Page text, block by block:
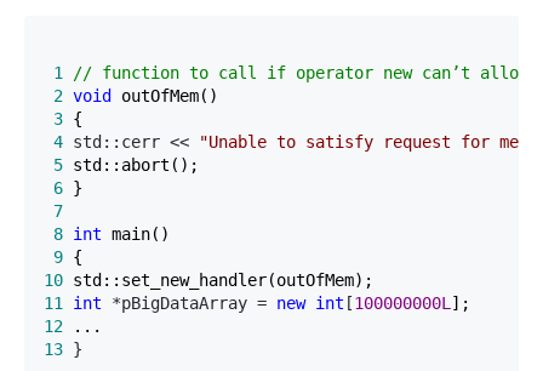
1 // function to call if operator new can’t allocate
2 void
3
4 std::cerr << "Unable to satisfy request for
5
6
7
8 int
9
10
11
int *pBigDataArray = new int [100000000L
12
13 }